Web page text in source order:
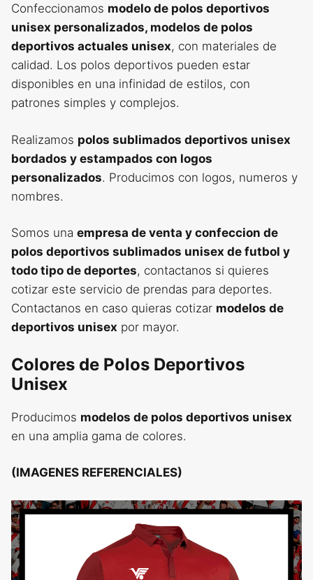
Confeccionamos modelo de polos deportivos
unisex personalizados, modelos de polos
deportivos actuales unisex, con materiales de
calidad. Los polos deportivos pueden estar
disponibles en una infinidad de estilos, con
patrones simples y complejos.
Realizamos polos sublimados deportivos unisex
bordados y estampados con logos
personalizados. Producimos con logos, numeros y
nombres.
Somos una empresa de venta y confeccion de
polos deportivos sublimados unisex de futbol y
todo tipo de deportes, contactanos si quieres
cotizar este servicio de prendas para deportes.
Contactanos en caso quieras cotizar modelos de
deportivos unisex por mayor.
Colores de Polos Deportivos
Unisex
Producimos modelos de polos deportivos unisex
en una amplia gama de colores.
(IMAGENES REFERENCIALES)